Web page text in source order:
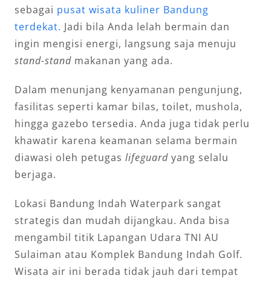
sebagai pusat wisata kuliner Bandung
terdekat. Jadi bila Anda lelah bermain dan
ingin mengisi energi, langsung saja menuju
stand-standmakanan yang ada.
Dalam menunjang kenyamanan pengunjung,
fasilitas seperti kamar bilas, toilet, mushola,
hingga gazebo tersedia. Anda juga tidak perlu
khawatir karena keamanan selama bermain
diawasi oleh petugas lifeguardyang selalu
berjaga.
Lokasi Bandung Indah Waterpark sangat
strategis dan mudah dijangkau. Anda bisa
mengambil titik Lapangan Udara TNI AU
Sulaiman atau Komplek Bandung Indah Golf.
Wisata air ini berada tidak jauh dari tempat